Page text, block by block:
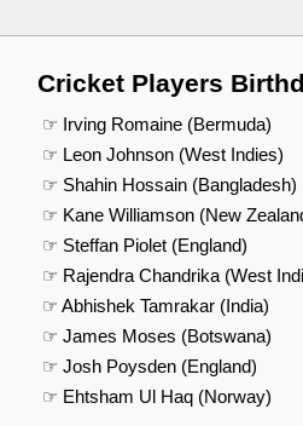
Cricket Players
☞ Irving Romaine (Bermuda)
☞ Leon Johnson (West Indies)
☞ Shahin Hossain (Bangladesh)
☞ Kane Williamson (New
☞ Steffan Piolet (England)
☞ Rajendra Chandrika (West
☞ Abhishek Tamrakar (India)
☞ James Moses (Botswana)
☞ Josh Poysden (England)
☞ Ehtsham Ul Haq (Norway)